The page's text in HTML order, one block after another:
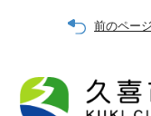
前のペー